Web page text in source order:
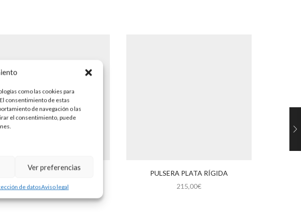
como las cookies para
consentimiento de estas
de navegación o las
el consentimiento, puede
Ver preferencias
de datosAviso legal
PLATA RÍGIDA Y CUERO
150,00€
PULSERA PLATA RÍGIDA
215,00€